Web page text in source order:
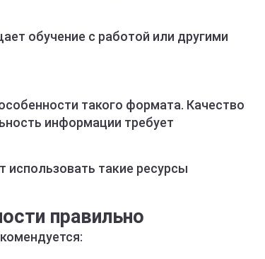
обучение с работой или другими
такого формата. Качество
информации требует
такие ресурсы
правильно